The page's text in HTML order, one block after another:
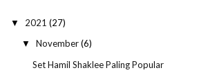
▼ 2021 (27)
▼ November(6)
Set Hamil Shaklee Paling Popular